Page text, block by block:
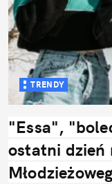
TRENDY
"Essa",
ostatni dzień